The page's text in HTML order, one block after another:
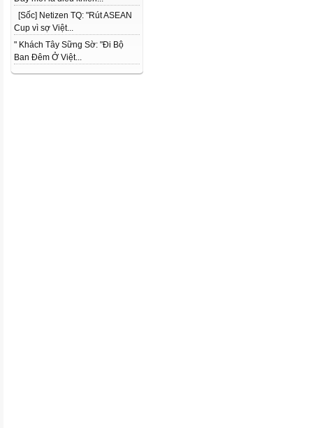
[Sốc] Netizen TQ: "Rút ASEAN
Cup vì sợ Việt...
" Khách Tây Sững Sờ: "Đi Bộ
Ban Đêm Ở Việt...